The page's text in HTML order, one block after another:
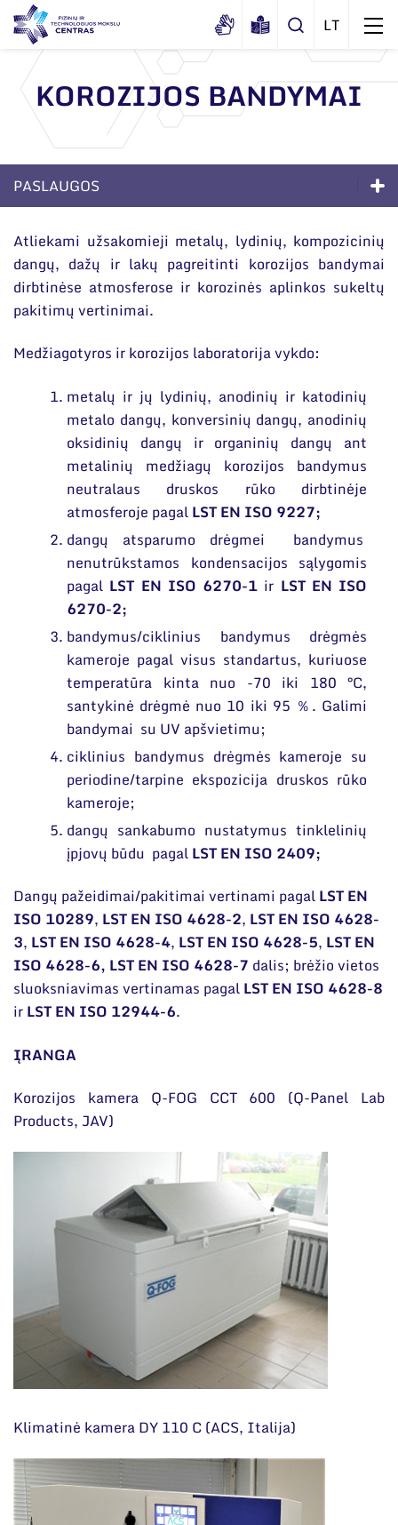
Apie mus
Dokumentai
Sertifikatai ir akreditavimo pažymėjimai
Korupcijos prevencija
Duomenų apsauga
Nuorodos
Narystė nacionalinėse ir tarptautinėse
organizacijose bei asociacijose
Struktūra
Administraciniai skyriai
Moksliniai skyriai
Mokslo taryba
Naujienos
Renginiai
Tinklalaidės
Leidiniai
Bendri rekvizitai
Darbuotojų kontaktai
KOROZIJOS BANDYMAI
PASLAUGOS
Sprendimai verslui
Akredituotos paslaugos
Susisiekite su mumis
Atliekami užsakomieji metalų, lydinių, kompozicinių
dangų, dažų ir lakų pagreitinti korozijos bandymai
dirbtinėse atmosferose ir korozinės aplinkos sukeltų
pakitimų vertinimai.
Medžiagotyros ir korozijos laboratorija vykdo:
metalų ir jų lydinių, anodinių ir katodinių
metalo dangų, konversinių dangų, anodinių
oksidinių dangų ir organinių dangų ant
metalinių medžiagų korozijos bandymus
neutralaus druskos rūko dirbtinėje
atmosferoje pagalLST EN ISO 9227;
dangų atsparumo drėgmei bandymus
nenutrūkstamos kondensacijos sąlygomis
pagal LST EN ISO 6270-1 ir LST EN ISO
6270-2;
bandymus/ciklinius bandymus drėgmės
kameroje pagal visus standartus, kuriuose
temperatūra kinta nuo -70 iki 180 °C,
santykinė drėgmė nuo 10 iki 95 ％. Galimi
bandymai su UV apšvietimu;
ciklinius bandymus drėgmės kameroje su
periodine/tarpine ekspozicija druskos rūko
kameroje;
dangų sankabumo nustatymus tinklelinių
įpjovų būdu pagalLST EN ISO 2409;
Dangų pažeidimai/pakitimai vertinami pagalLST EN
ISO 10289, LST EN ISO 4628-2, LST EN ISO 4628-
3, LST EN ISO 4628-4, LST EN ISO 4628-5, LST EN
ISO 4628-6, LST EN ISO 4628-7 dalis; brėžio vietos
sluoksniavimas vertinamas pagalLST EN ISO 4628-8
irLST EN ISO 12944-6.
ĮRANGA
Korozijos kamera Q-FOG CCT 600 (Q-Panel Lab
Products, JAV)
Klimatinė kamera DY 110 C (ACS, Italija)